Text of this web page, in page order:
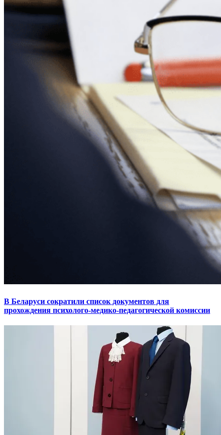
В Беларуси сократили список документов для
прохождения психолого-медико-педагогической комиссии